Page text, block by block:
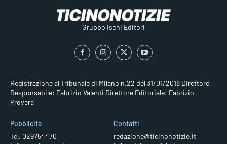
Gruppo Iseni Editori
Registrazione al Tribunale di Milano n.22 del 31/01/2018 Direttore
Responsabile: Fabrizio Valenti Direttore Editoriale: Fabrizio
Provera
Pubblicità
Tel. 029754470
Contatti
redazione@ticinonotizie.it